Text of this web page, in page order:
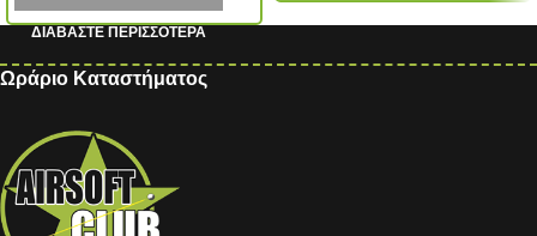
Ωράριο Καταστήματος